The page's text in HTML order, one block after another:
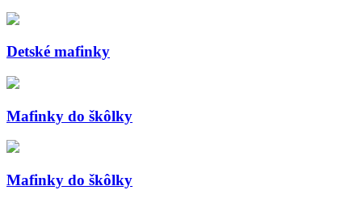
Detské mafinky
Mafinky do škôlky
Mafinky do škôlky